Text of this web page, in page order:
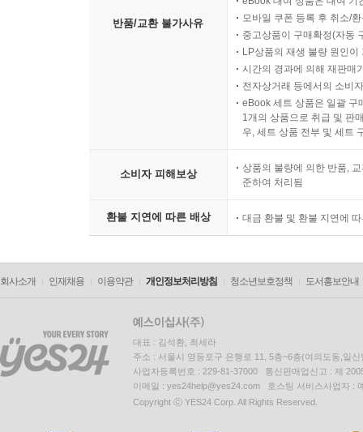
반품/교환 불가사유
모바일 쿠폰 등록 후 취소/
중고상품이 구매확정(자동
LP상품의 재생 불량 원인
시간의 경과에 의해 재판매
전자상거래 등에서의 소비
eBook 세트 상품은 일괄 구
1개의 상품으로 취급 및 판
우, 세트 상품 전부 및 세트
소비자 피해보상
상품의 불량에 의한 반품,
준하여 처리됨
환불 지연에 따른 배상 대금 환불 및 환불 지연에
회사소개 인재채용 이용약관 개인정보처리방침 청소년보호정책 도서홍보안내
대표 : 김석환, 최세라
주소 : 서울시 영등포구 은행로 11, 5층~6층(여의도동,일신
사업자등록번호 : 229-81-37000 통신판매업신고 : 제
이메일 : yes24help@yes24.com 호스팅 서비스사업자 :
Copyright ⓒ YES24 Corp. All Rights Reserved.